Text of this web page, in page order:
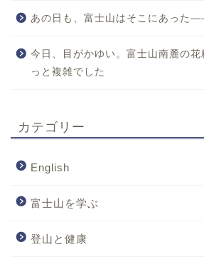
あの日も、富士山はそこにあった
今日、目がかゆい。富士山南麓の花
っと複雑でした
カテゴリー
English
富士山を学ぶ
登山と健康